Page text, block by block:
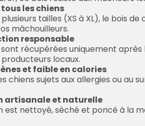
les chiens
tailles (XS à XL), le bois
mâchouilleurs.
responsable
récupérées uniquement
locaux.
et faible en calories
chiens sujets aux allergies ou au
artisanale et naturelle
est nettoyé, séché et poncé à la